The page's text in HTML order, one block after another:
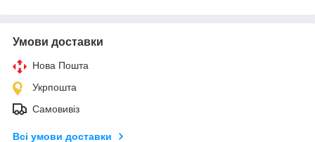
Умови доставки
Нова Пошта
Укрпошта
Самовивіз
Всі умови доставки